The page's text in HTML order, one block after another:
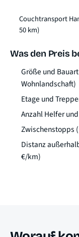
Couchtransport
50 km)
Was den Preis
Größe und
Wohnlandschaft)
Etage und
Anzahl Helfer
Zwischenstopps
Distanz
€/km)